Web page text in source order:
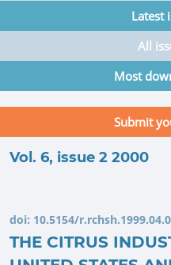
Latest
All
Most
Submit
Vol. 6, issue 2 2000
doi: 10.5154/
THE CITRUS